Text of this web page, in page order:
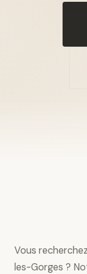
Vous
les-Gorges ?